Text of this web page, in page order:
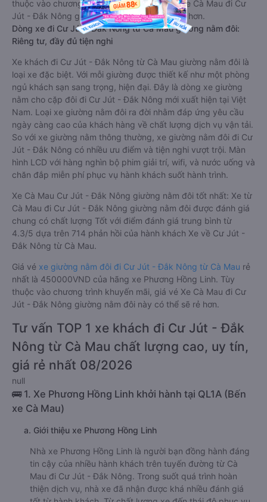
thuộc vào chương trình khuyến mãi, giá vé Xe Cà Mau đi Cư
Jút - Đắk Nông giường nằm này có thể sẽ rẻ hơn.
Dòng xe đi Cư Jút - Đắk Nông từ Cà Mau giường nằm đôi:
Riêng tư, đầy đủ tiện nghi
Xe khách đi Cư Jút - Đắk Nông từ Cà Mau giường nằm đôi là
loại xe đặc biệt. Với mỗi giường được thiết kế như một phòng
ngủ khách sạn sang trọng, hiện đại. Đây là dòng xe giường
nằm cho cặp đôi đi Cư Jút - Đắk Nông mới xuất hiện tại Việt
Nam. Loại xe giường nằm đôi ra đời nhằm đáp ứng yêu cầu
ngày càng cao của khách hàng về chất lượng dịch vụ vận tải.
So với xe giường nằm thông thường, xe giường nằm đôi đi Cư
Jút - Đắk Nông có nhiều ưu điểm và tiện nghi vượt trội. Màn
hình LCD với hàng nghìn bộ phim giải trí, wifi, và nước uống và
chăn đắp miễn phí phục vụ hành khách suốt hành trình.
Xe Cà Mau Cư Jút - Đắk Nông giường nằm đôi tốt nhất: Xe từ
Cà Mau đi Cư Jút - Đắk Nông giường nằm đôi được đánh giá
chung có chất lượng Tốt với điểm đánh giá trung bình từ
4.3/5 dựa trên 714 phản hồi của hành khách Xe về Cư Jút -
Đắk Nông từ Cà Mau.
Giá vé xe giường nằm đôi đi Cư Jút - Đắk Nông từ Cà Mau rẻ
nhất là 450000VND của hãng xe Phương Hồng Linh. Tùy
thuộc vào chương trình khuyến mãi, giá vé Xe Cà Mau đi Cư
Jút - Đắk Nông giường nằm đôi này có thể sẽ rẻ hơn.
Tư vấn TOP 1 xe khách đi Cư Jút - Đắk
Nông từ Cà Mau chất lượng cao, uy tín,
giá rẻ nhất 08/2026
null
🚌 1. Xe Phương Hồng Linh khởi hành tại QL1A (Bến
xe Cà Mau)
a. Giới thiệu xe Phương Hồng Linh
Nhà xe Phương Hồng Linh là người bạn đồng hành đáng
tin cậy của nhiều hành khách trên tuyến đường từ Cà
Mau đi Cư Jút - Đắk Nông. Trong suốt quá trình hoàn
thiện dịch vụ, nhà xe đã nhận được khá nhiều đánh giá